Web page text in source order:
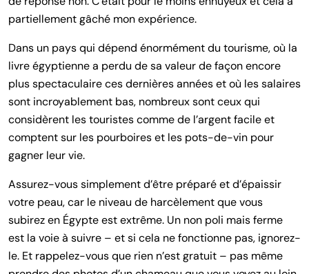
partiellement gâché mon expérience.
Dans un pays qui dépend énormément du tourisme, où la
livre égyptienne a perdu de sa valeur de façon encore
plus spectaculaire ces dernières années et où les salaires
sont incroyablement bas, nombreux sont ceux qui
considèrent les touristes comme de l’argent facile et
comptent sur les pourboires et les pots-de-vin pour
gagner leur vie.
Assurez-vous simplement d’être préparé et d’épaissir
votre peau, car le niveau de harcèlement que vous
subirez en Égypte est extrême. Un non poli mais ferme
est la voie à suivre – et si cela ne fonctionne pas, ignorez-
le. Et rappelez-vous que rien n’est gratuit – pas même